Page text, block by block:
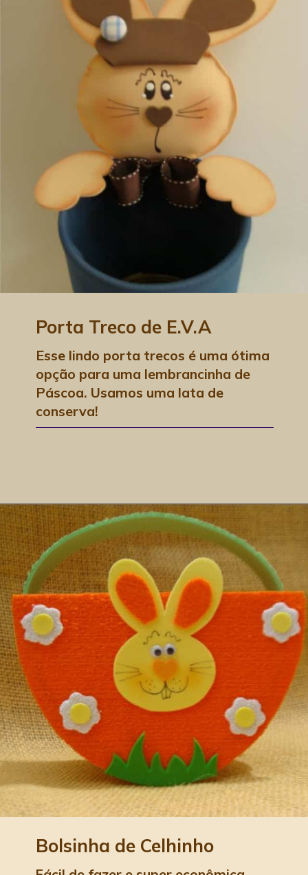
Porta Treco de E.V.A
Esse lindo porta trecos é uma ótima
opção para uma lembrancinha de
Páscoa. Usamos uma lata de
conserva!
Bolsinha de Celhinho